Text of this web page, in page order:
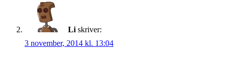
Li skriver:
3 november, 2014 kl. 13:04